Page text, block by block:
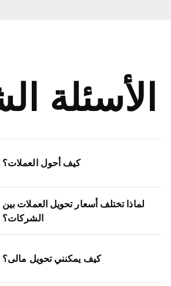
الأسئلة
كيف أحول العملات؟
لماذا تختلف أسعار تحويل العملات بين
الشركات؟
كيف يمكنني تحويل مالى؟